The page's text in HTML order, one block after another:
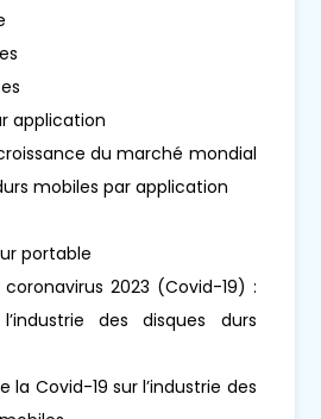
application
croissance du marché mondial
mobiles par application
portable
coronavirus 2023 (Covid-19) :
des disques durs
la Covid-19 sur l’industrie des